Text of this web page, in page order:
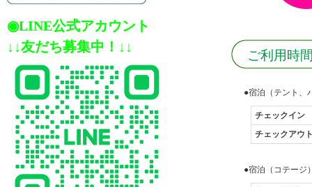
ご利用時
●宿泊（テント、
チェックイン
チェックアウ
●宿泊（コテージ
◉LINE公式アカウント
↓↓友だち募集中！ ↓↓